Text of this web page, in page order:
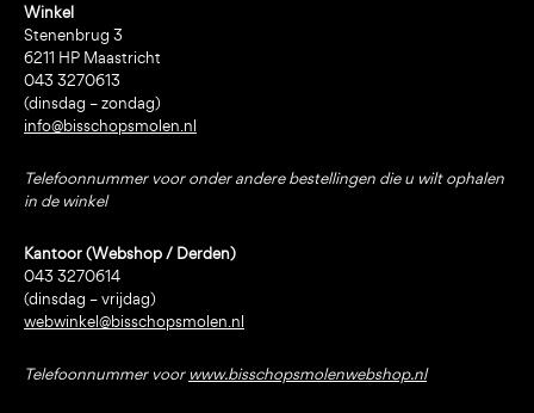
Winkel
Stenenbrug 3
6211 HP Maastricht
043 3270613
(dinsdag – zondag)
info@bisschopsmolen.nl
Telefoonnummer voor onder andere bestellingen die u wilt ophalen
in de winkel
Kantoor (Webshop / Derden)
043 3270614
(dinsdag – vrijdag)
webwinkel@bisschopsmolen.nl
Telefoonnummer voor www.bisschopsmolenwebshop.nl